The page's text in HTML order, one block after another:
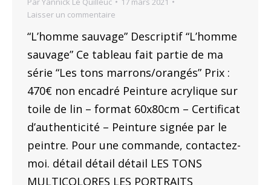
Laisser un commentaire
“L’homme sauvage” Descriptif “L’homme
sauvage” Ce tableau fait partie de ma
série “Les tons marrons/orangés” Prix :
470€ non encadré Peinture acrylique sur
toile de lin – format 60x80cm – Certificat
d’authenticité – Peinture signée par le
peintre. Pour une commande, contactez-
moi. détail détail détail LES TONS
MULTICOLORES LES PORTRAITS